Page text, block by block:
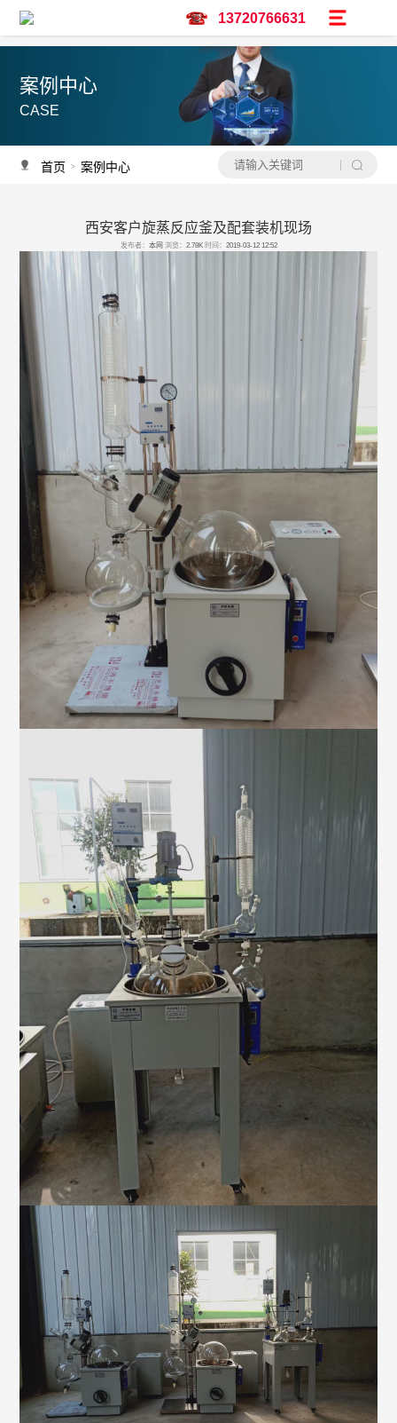
13720766631
案例中心
CASE
首页 > 案例中心
资讯推荐
予辉实验仪器亮相广州保利世贸博览馆-CPHI & PMEC China主题巡展华
调速双层玻璃反应釜
低温冷却液循环泵怎么选？
水热合成釜过程中会不会沸腾？
水热合成釜是做什么用的？
反应釜生产设备厂家-予辉仪器
玻璃反应釜用途有哪些？
玻璃反应釜厂家
西安客户旋蒸反应釜及配套装机现场
发布者： 本网 浏览： 2.78K 时间： 2019-03-12 12:52